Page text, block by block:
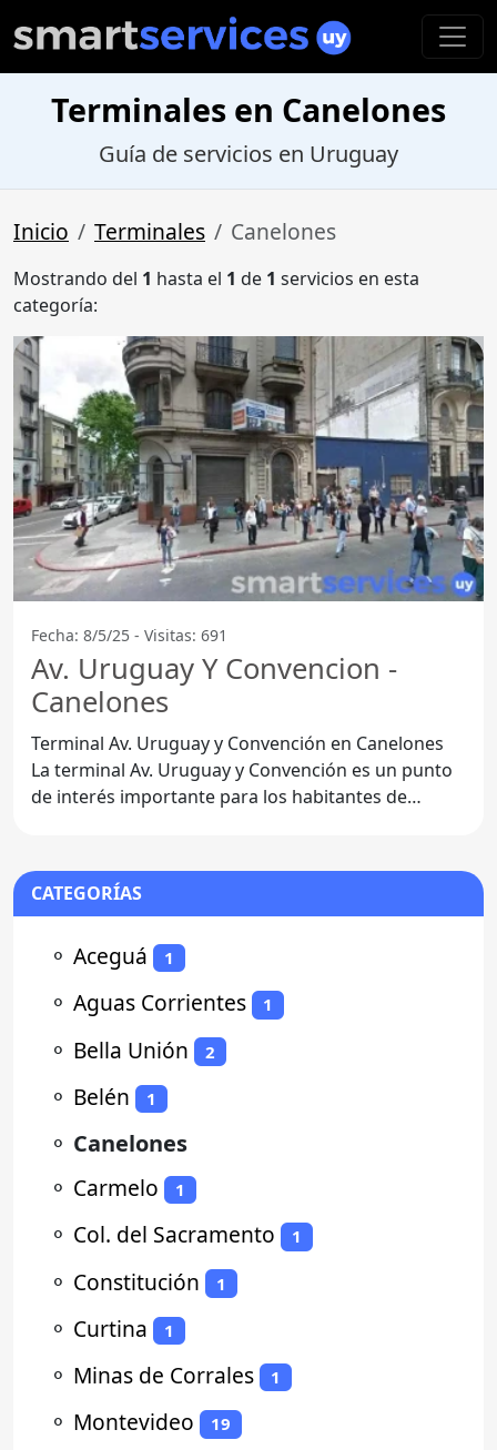
Terminales en Canelones
Guía de servicios en Uruguay
Inicio Terminales Canelones
Mostrando del 1 hasta el 1 de 1 servicios en esta
categoría:
Fecha: 8/5/25 - Visitas: 691
Av. Uruguay Y Convencion -
Canelones
Terminal Av. Uruguay y Convención en Canelones
La terminal Av. Uruguay y Convención es un punto
de interés importante para los habitantes de
CATEGORÍAS
⚬ Aceguá 1
⚬ Aguas Corrientes 1
⚬ Bella Unión 2
⚬ Belén 1
⚬ Canelones
⚬ Carmelo 1
⚬ Col. del Sacramento 1
⚬ Constitución 1
⚬ Curtina 1
⚬ Minas de Corrales 1
⚬ Montevideo 19